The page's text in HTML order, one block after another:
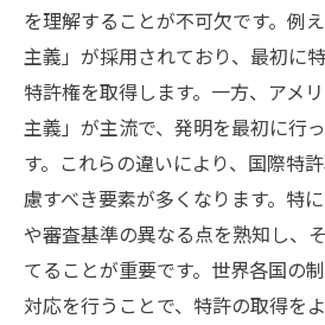
を理解することが不可欠です。例
主義」が採用されており、最初に
特許権を取得します。一方、アメ
主義」が主流で、発明を最初に行
す。これらの違いにより、国際特
慮すべき要素が多くなります。特
や審査基準の異なる点を熟知し、
てることが重要です。世界各国の
対応を行うことで、特許の取得を